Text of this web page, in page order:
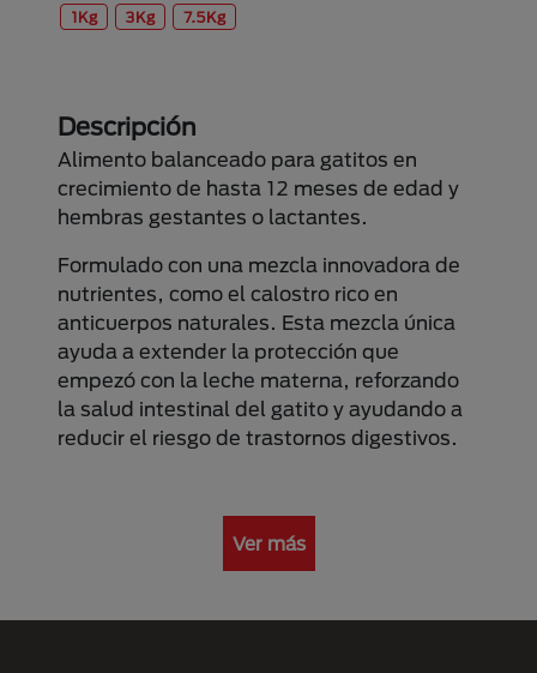
1Kg 3Kg 7.5Kg
Descripción
Alimento balanceado para gatitos en
crecimiento de hasta 12 meses de edad y
hembras gestantes o lactantes.
Formulado con una mezcla innovadora de
nutrientes, como el calostro rico en
anticuerpos naturales. Esta mezcla única
ayuda a extender la protección que
empezó con la leche materna, reforzando
la salud intestinal del gatito y ayudando a
reducir el riesgo de trastornos digestivos.
Ver más